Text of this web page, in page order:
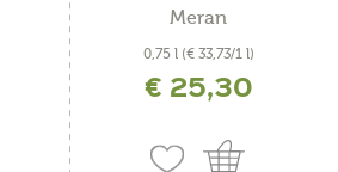
Meran
0,75 l (€ 33,73/1 l)
€ 25,30